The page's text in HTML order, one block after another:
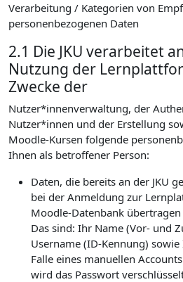
Verarbeitung / Kategorien von
personenbezogenen Daten
2.1 Die JKU verarbeitet
Nutzung der
Zwecke der
Nutzer*innenverwaltung, der
Nutzer*innen und der Erstellung
Moodle-Kursen folgende
Ihnen als betroffener Person:
Daten, die bereits an der JKU
bei der Anmeldung zur
Moodle-Datenbank
Das sind: Ihr Name (Vor- und
Username (ID-Kennung)
Falle eines manuellen
wird das Passwort